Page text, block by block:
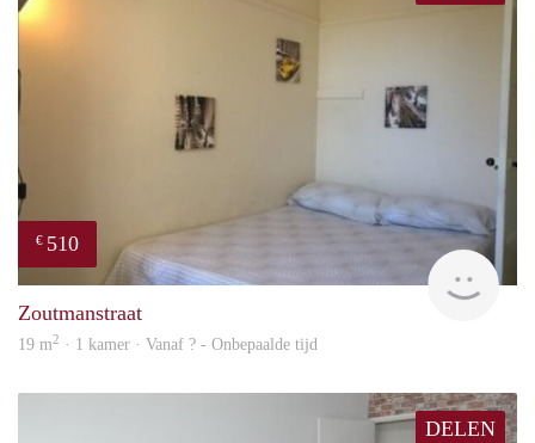
€ 510
Zoutmanstraat
19 m2 · 1 kamer · Vanaf ? - Onbepaalde tijd
DELEN